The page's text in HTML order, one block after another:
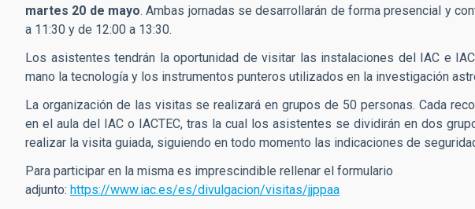
martes 20 de mayo. Ambas jornadas se desarrollarán de forma presencial y
a 11:30 y de 12:00 a 13:30.
Los asistentes tendrán la oportunidad de visitar las instalaciones del IAC e
mano la tecnología y los instrumentos punteros utilizados en la investigación
La organización de las visitas se realizará en grupos de 50 personas. Cada
en el aula del IAC o IACTEC, tras la cual los asistentes se dividirán en dos
realizar la visita guiada, siguiendo en todo momento las indicaciones de
Para participar en la misma es imprescindible rellenar el formulario
adjunto: https://www.iac.es/es/divulgacion/visitas/jjppaa